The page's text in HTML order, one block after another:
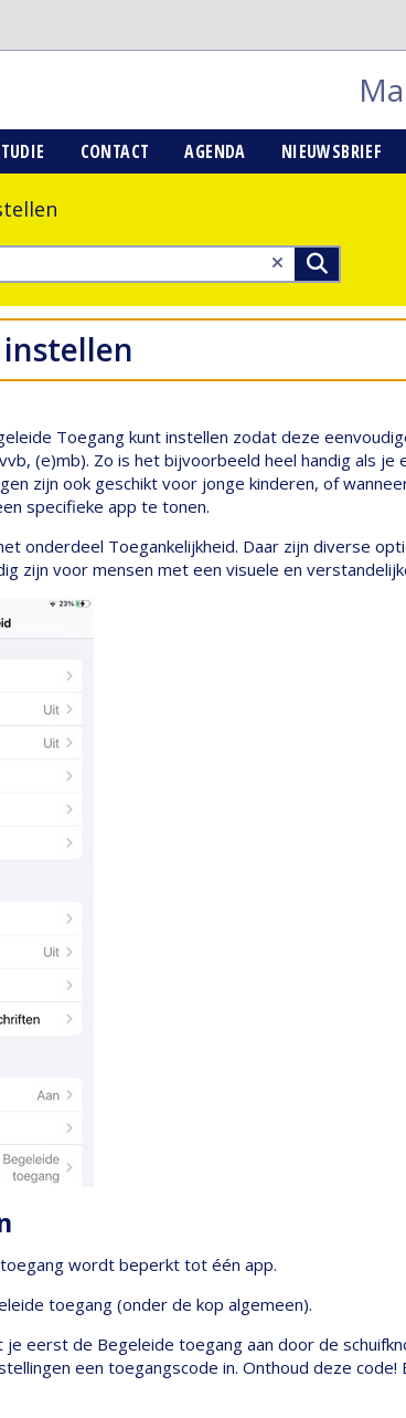
CONTACT AGENDA NIEUWSBRIEF
Toegang kunt instellen zodat deze
(e)mb). Zo is het bijvoorbeeld heel handig als je
zijn ook geschikt voor jonge kinderen, of
specifieke app te tonen.
onderdeel Toegankelijkheid. Daar zijn diverse
zijn voor mensen met een visuele en
wordt beperkt tot één app.
toegang (onder de kop algemeen).
je eerst de Begeleide toegang aan door de
een toegangscode in. Onthoud deze code!